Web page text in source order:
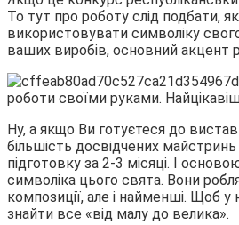
То тут про роботу слід подбати,
використовувати символіку
ваших виробів, основний акцент
Ну, а якщо Ви готуєтеся до
більшість досвідчених
підготовку за 2-3 місяці. І
символіка цього свята. Вони
композиції, але і найменші. Щоб
знайти все «від малу до велика».